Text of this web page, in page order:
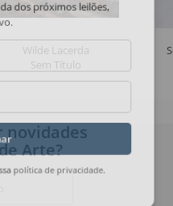
Wilde Lacerda
Sem Título
dos próximos leilões,
política de privacidade
novidades
Arte?